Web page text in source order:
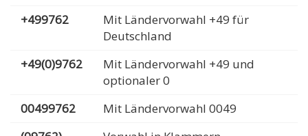
+499762
Mit Ländervorwahl +49 für
Deutschland
+49(0)9762
Mit Ländervorwahl +49 und
optionaler 0
00499762
Mit Ländervorwahl 0049